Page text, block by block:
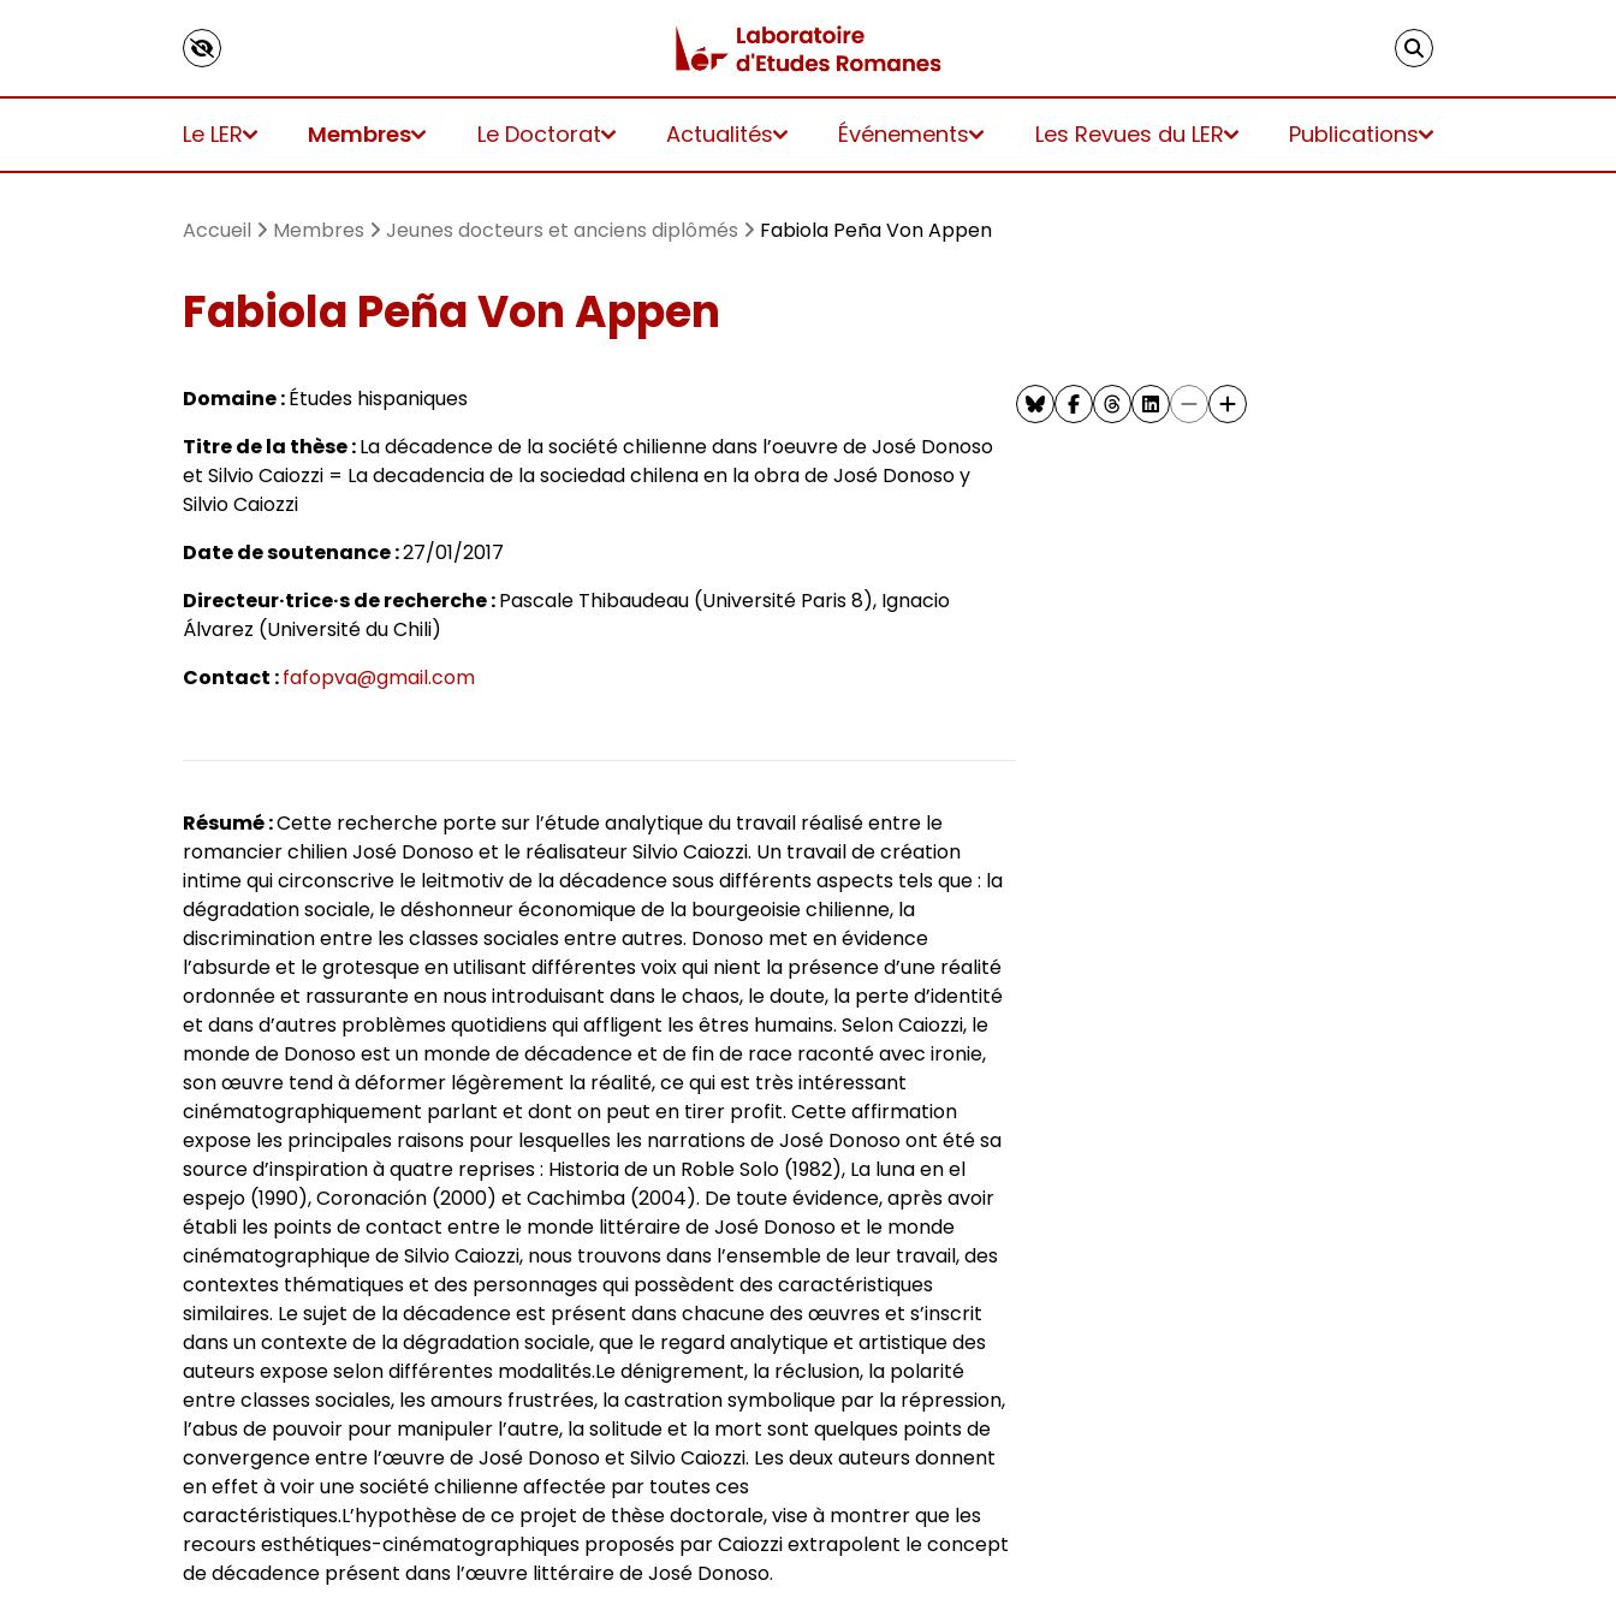
Le LER Membres Le Doctorat Actualités Événements Les Revues du LER Publications
Présentation
Axes de recherche 2025-2030
Axes de recherche 2019-2024
Axes de recherche 2013-2018
Projets et réseaux de recherche
Titulaires
Autres membres
Doctorants
Jeunes docteurs et anciens diplômés
Inscriptions
Directions de thèse
Représentants des doctorants
Masters adossés au LER
Vie du laboratoire
Appels à contributions
Agenda
Séminaires et conférences
Journées d’études
Soutenances de doctorat
Revue Pandora
Cuadernos LIRICO
Cahiers ALHIM
Ouvrages
Dossiers et numéros de revues
Thèses
Le LER sur Vimeo
Accueil Membres Jeunes docteurs et anciens diplômés Fabiola Peña Von Appen
Fabiola Peña Von Appen
Domaine :Études hispaniques
Titre de la thèse :La décadence de la société chilienne dans l’oeuvre de José Donoso
et Silvio Caiozzi = La decadencia de la sociedad chilena en la obra de José Donoso y
Silvio Caiozzi
Date de soutenance :27/01/2017
Directeur·trice·s de recherche :Pascale Thibaudeau (Université Paris 8), Ignacio
Álvarez (Université du Chili)
Contact :fafopva@gmail.com
Résumé :Cette recherche porte sur l’étude analytique du travail réalisé entre le
romancier chilien José Donoso et le réalisateur Silvio Caiozzi. Un travail de création
intime qui circonscrive le leitmotiv de la décadence sous différents aspects tels que : la
dégradation sociale, le déshonneur économique de la bourgeoisie chilienne, la
discrimination entre les classes sociales entre autres. Donoso met en évidence
l’absurde et le grotesque en utilisant différentes voix qui nient la présence d’une réalité
ordonnée et rassurante en nous introduisant dans le chaos, le doute, la perte d’identité
et dans d’autres problèmes quotidiens qui affligent les êtres humains. Selon Caiozzi, le
monde de Donoso est un monde de décadence et de fin de race raconté avec ironie,
son œuvre tend à déformer légèrement la réalité, ce qui est très intéressant
cinématographiquement parlant et dont on peut en tirer profit. Cette affirmation
expose les principales raisons pour lesquelles les narrations de José Donoso ont été sa
source d’inspiration à quatre reprises : Historia de un Roble Solo (1982), La luna en el
espejo (1990), Coronación (2000) et Cachimba (2004). De toute évidence, après avoir
établi les points de contact entre le monde littéraire de José Donoso et le monde
cinématographique de Silvio Caiozzi, nous trouvons dans l’ensemble de leur travail, des
contextes thématiques et des personnages qui possèdent des caractéristiques
similaires. Le sujet de la décadence est présent dans chacune des œuvres et s’inscrit
dans un contexte de la dégradation sociale, que le regard analytique et artistique des
auteurs expose selon différentes modalités.Le dénigrement, la réclusion, la polarité
entre classes sociales, les amours frustrées, la castration symbolique par la répression,
l’abus de pouvoir pour manipuler l’autre, la solitude et la mort sont quelques points de
convergence entre l’œuvre de José Donoso et Silvio Caiozzi. Les deux auteurs donnent
en effet à voir une société chilienne affectée par toutes ces
caractéristiques.L’hypothèse de ce projet de thèse doctorale, vise à montrer que les
recours esthétiques-cinématographiques proposés par Caiozzi extrapolent le concept
de décadence présent dans l’œuvre littéraire de José Donoso.